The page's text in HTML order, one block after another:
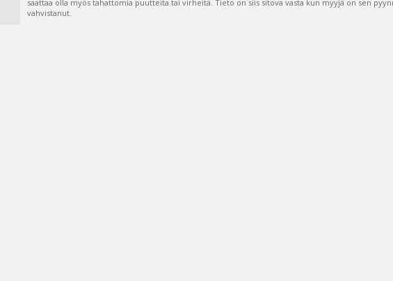
saattaa olla myös tahattomia puutteita tai virheitä. Tieto on siis sitova vasta kun myyjä on sen
vahvistanut.